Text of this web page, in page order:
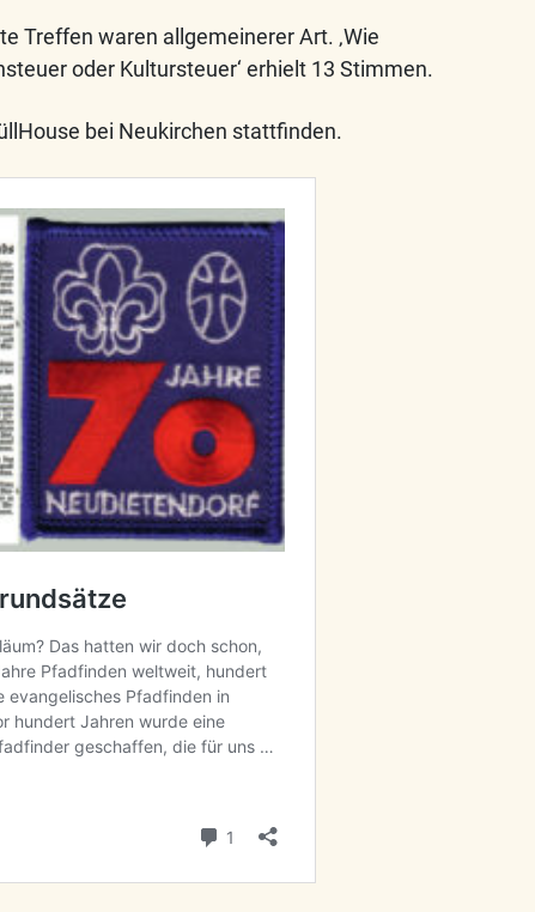
Treffen waren allgemeinerer Art. ‚Wie
oder Kultursteuer‘ erhielt 13 Stimmen.
bei Neukirchen stattfinden.